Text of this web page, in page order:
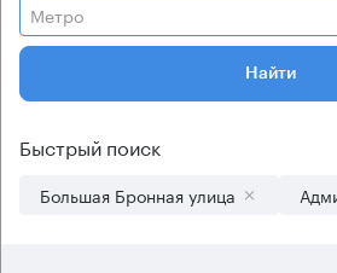
Метро
Найти
Быстрый поиск
Большая Бронная улица